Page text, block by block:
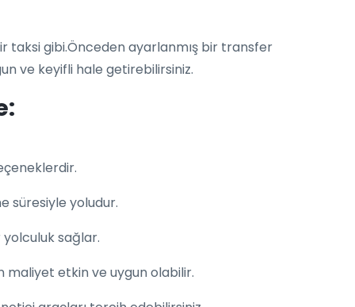
taksi gibi.Önceden ayarlanmış bir transfer
ve keyifli hale getirebilirsiniz.
süresiyle yoludur.
sağlar.
etkin ve uygun olabilir.